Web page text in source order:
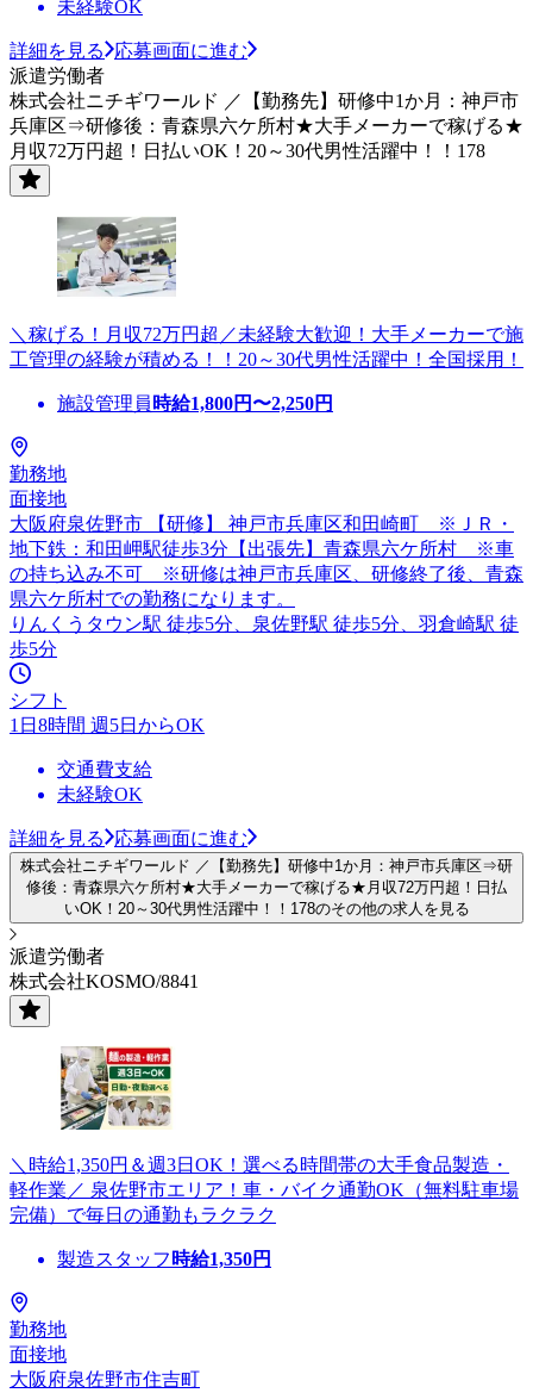
未経験OK
詳細を見る
応募画面に進む
派遣労働者
株式会社ニチギワールド ／【勤務先】研修中1か月：神戸市
兵庫区⇒研修後：青森県六ケ所村★大手メーカーで稼げる★
月収72万円超！日払いOK！20～30代男性活躍中！！178
＼稼げる！月収72万円超／未経験大歓迎！大手メーカーで施
工管理の経験が積める！！20～30代男性活躍中！全国採用！
施設管理員 時給1,800円〜2,250円
勤務地
面接地
大阪府泉佐野市 【研修】 神戸市兵庫区和田崎町 ※ＪＲ・
地下鉄：和田岬駅徒歩3分【出張先】青森県六ケ所村 ※車
の持ち込み不可 ※研修は神戸市兵庫区、研修終了後、青森
県六ケ所村での勤務になります。
りんくうタウン駅 徒歩5分、泉佐野駅 徒歩5分、羽倉崎駅 徒
歩5分
シフト
1日8時間 週5日からOK
交通費支給
未経験OK
詳細を見る 応募画面に進む
株式会社ニチギワールド ／【勤務先】研修中1か月：神戸市兵庫区⇒研
修後：青森県六ケ所村★大手メーカーで稼げる★月収72万円超！日払
いOK！20～30代男性活躍中！！178のその他の求人を見る
派遣労働者
株式会社KOSMO/8841
＼時給1,350円＆週3日OK！選べる時間帯の大手食品製造・
軽作業／ 泉佐野市エリア！車・バイク通勤OK（無料駐車場
完備）で毎日の通勤もラクラク
製造スタッフ 時給1,350円
勤務地
面接地
大阪府泉佐野市住吉町